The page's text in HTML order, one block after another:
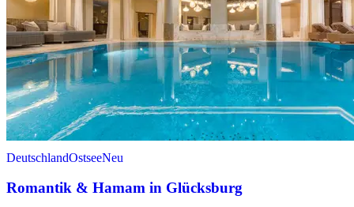
DeutschlandOstseeNeu
Romantik & Hamam in Glücksburg